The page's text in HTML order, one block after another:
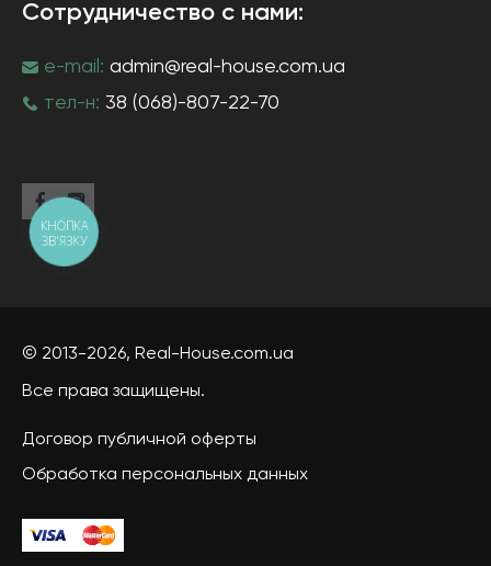
Сотрудничество с нами:
e-mail: admin@real-house.com.ua
тел-н: 38 (068)-807-22-70
© 2013-2026, Real-House.com.ua
Все права защищены.
Договор публичной оферты
Обработка персональных данных
КНОПКА
ЗВ'ЯЗКУ